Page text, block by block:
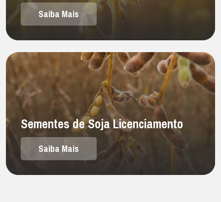
Saiba Mais
Sementes de Soja Licenciamento
Saiba Mais